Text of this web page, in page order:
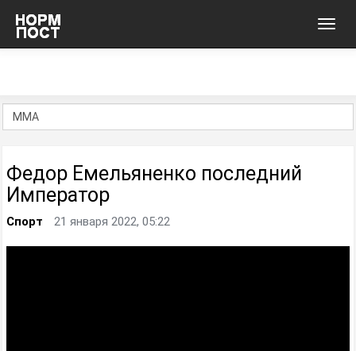
Федор Емельяненко последний
Император
Спорт 21 января 2022, 05:22